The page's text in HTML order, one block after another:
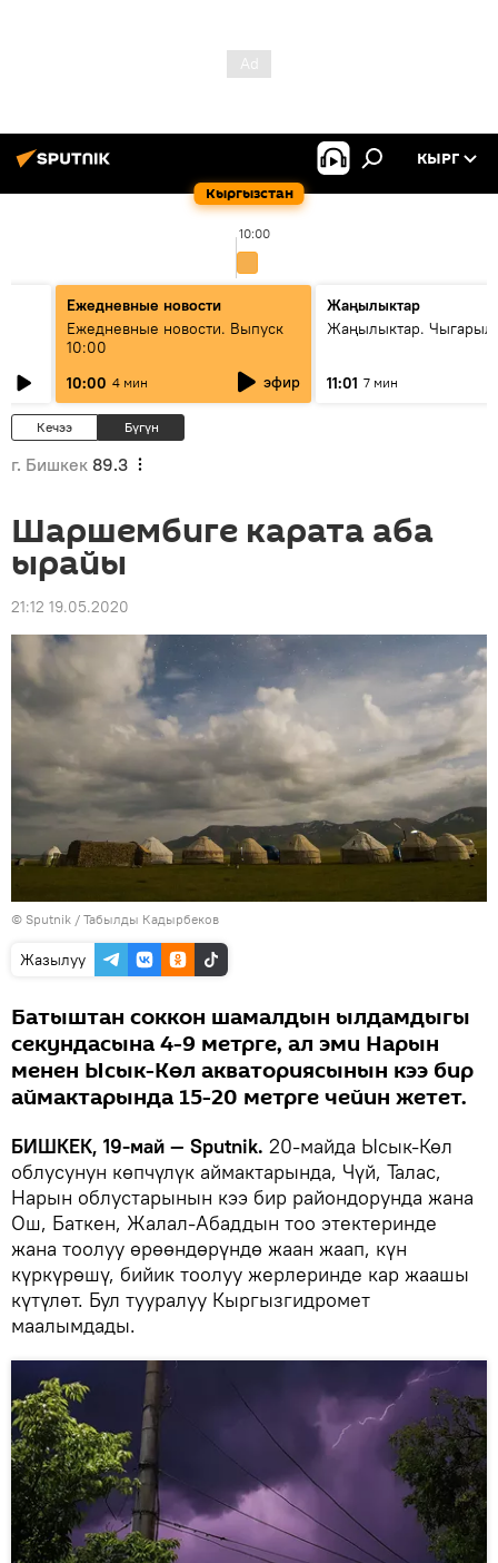
Кыргызстан
КЫРГ
10:00
Ежедневные новости
Ежедневные новости. Выпуск
10:00
10:00 4 мин эфир
Жаңылыктар
Жаңылыктар.
11:01 7 мин
Кечээ Бүгүн
г. Бишкек 89.3
Шаршембиге карата аба
ырайы
21:12 19.05.2020
© Sputnik / Табылды Кадырбеков
Жазылуу
Батыштан соккон шамалдын ылдамдыгы
секундасына 4-9 метрге, ал эми Нарын
менен Ысык-Көл акваториясынын кээ бир
аймактарында 15-20 метрге чейин жетет.
БИШКЕК, 19-май — Sputnik. 20-майда Ысык-Көл
облусунун көпчүлүк аймактарында, Чүй, Талас,
Нарын облустарынын кээ бир райондорунда жана
Ош, Баткен, Жалал-Абаддын тоо этектеринде
жана тоолуу өрөөндөрүндө жаан жаап, күн
күркүрөшү, бийик тоолуу жерлеринде кар жаашы
күтүлөт. Бул тууралуу Кыргызгидромет
маалымдады.